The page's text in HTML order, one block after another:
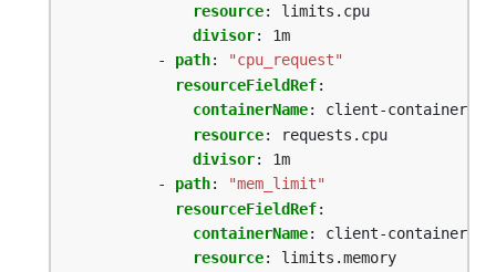
resource:
limits.cpu
divisor:
1m
- path:
"cpu_request"
resourceFieldRef:
containerName:
client-container
resource:
requests.cpu
divisor:
1m
- path:
"mem_limit"
resourceFieldRef:
containerName:
client-container
resource:
limits.memory